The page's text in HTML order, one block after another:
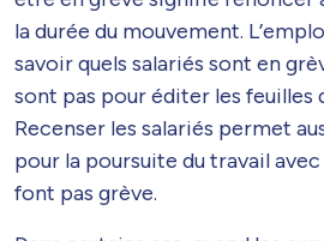
la durée du mouvement.
savoir quels salariés sont en
sont pas pour éditer les feuilles
Recenser les salariés permet
pour la poursuite du travail avec
font pas grève.